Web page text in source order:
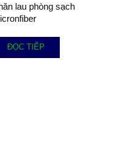
lau phòng sạch
ĐỌC TIẾP